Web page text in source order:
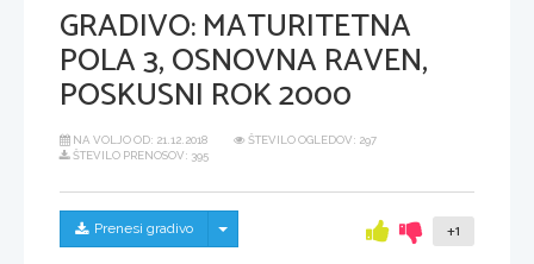
GRADIVO:MATURITETNA
POLA 3, OSNOVNA RAVEN,
POSKUSNI ROK 2000
NA VOLJO OD: 21.12.2018
ŠTEVILO OGLEDOV: 297
ŠTEVILO PRENOSOV: 395
Prenesi gradivo Skrij/prikaži meni +1